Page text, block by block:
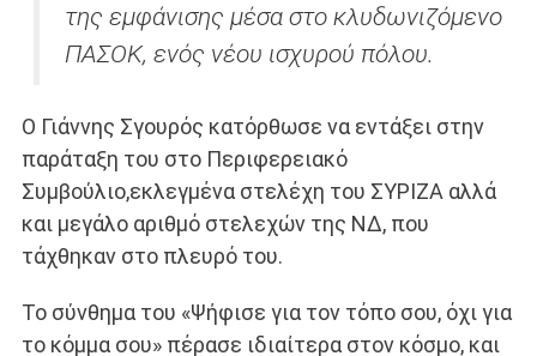
της εμφάνισης μέσα στο κλυδωνιζόμενο
ΠΑΣΟΚ, ενός νέου ισχυρού πόλου.
Ο Γιάννης Σγουρός κατόρθωσε να εντάξει στην
παράταξη του στο Περιφερειακό
Συμβούλιο,εκλεγμένα στελέχη του ΣΥΡΙΖΑ αλλά
και μεγάλο αριθμό στελεχών της ΝΔ, που
τάχθηκαν στο πλευρό του.
Το σύνθημα του «Ψήφισε για τον τόπο σου, όχι για
το κόμμα σου» πέρασε ιδιαίτερα στον κόσμο, και